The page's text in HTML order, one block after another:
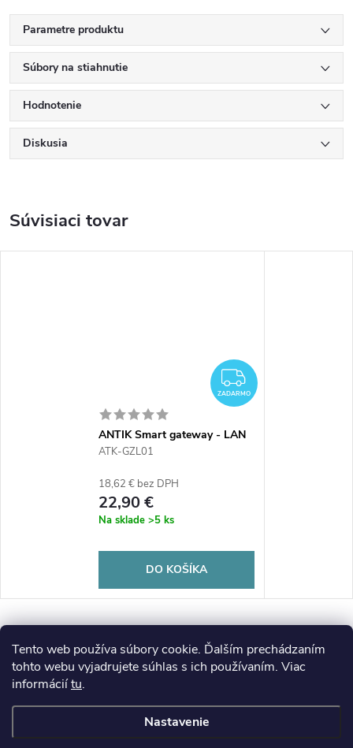
Tento web používa súbory cookie. Ďalším prechádzaním
tohto webu vyjadrujete súhlas s ich používaním. Viac
informáciítu.
Nastavenie
Parametre produktu
Súbory na stiahnutie
Hodnotenie
Diskusia
Súvisiaci tovar
ZADARMO
ZADARMO
ANTIK Smart gateway - LAN
ATK-GZL01
ATK-GZL01
18,62 € bez DPH
22,90 €
Na sklade >5 ks
DO KOŠÍKA